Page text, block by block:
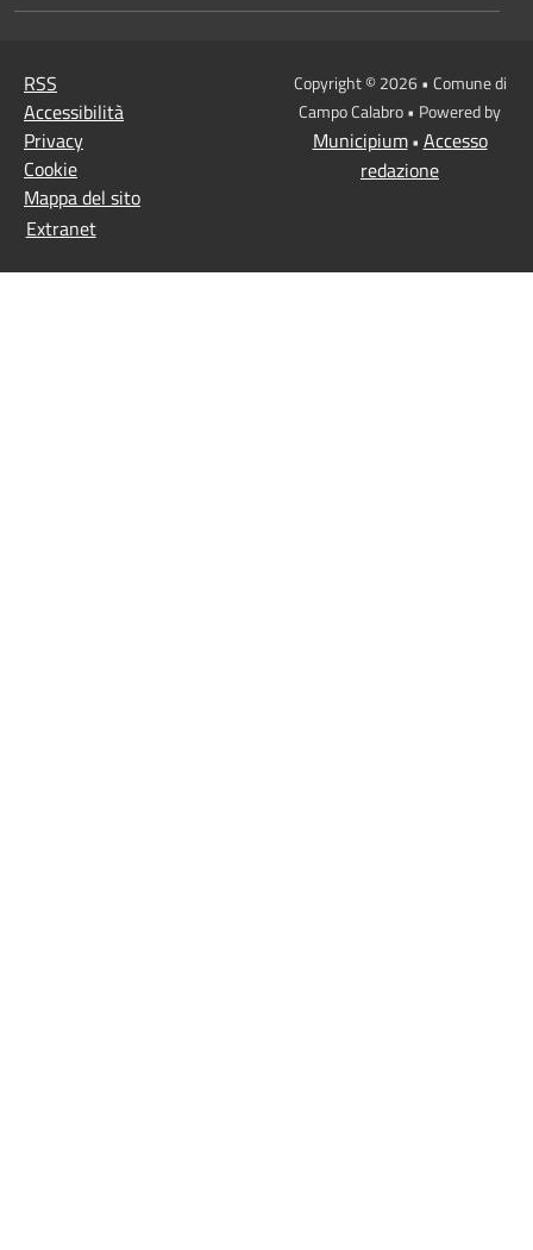
RSS
Accessibilità
Privacy
Cookie
Mappa del sito
Extranet
Copyright © 2026 • Comune di
Campo Calabro • Powered by
Municipium• Accesso
redazione